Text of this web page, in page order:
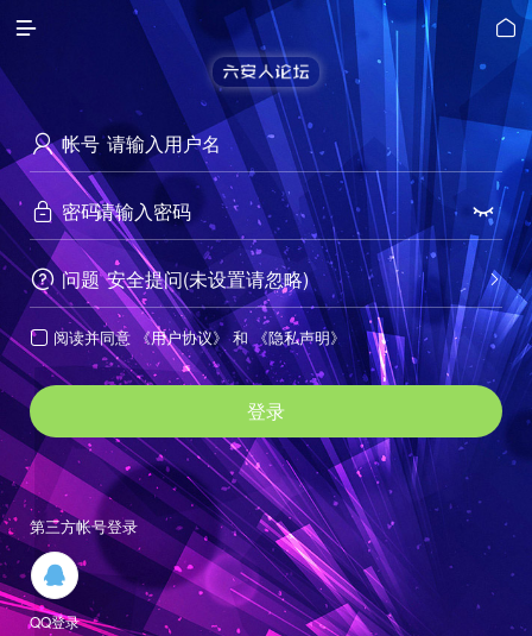
 
 帐号
 密码 
 问题 
安全提问(未设置请忽略)
 阅读并同意 《用户协议》 和 《隐私声明》
登录
第三方帐号登录

QQ登录